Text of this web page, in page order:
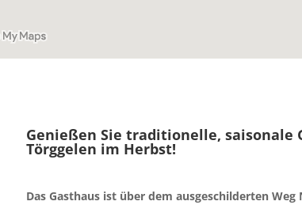
Genießen Sie traditionelle, saisonale
Törggelen im Herbst!
Das Gasthaus ist über dem ausgeschilderten Weg